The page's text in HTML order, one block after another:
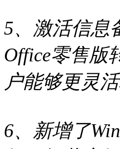
5、激活信息
Office零售版
户能够更灵
6、新增了